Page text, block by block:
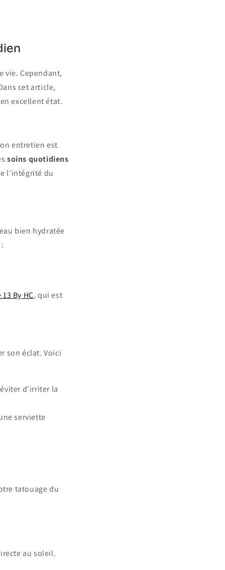
vie. Cependant,
cet article,
excellent état.
entretien est
soins quotidiens
l'intégrité du
bien hydratée
By HC, qui est
son éclat. Voici
d'irriter la
serviette
tatouage du
au soleil.